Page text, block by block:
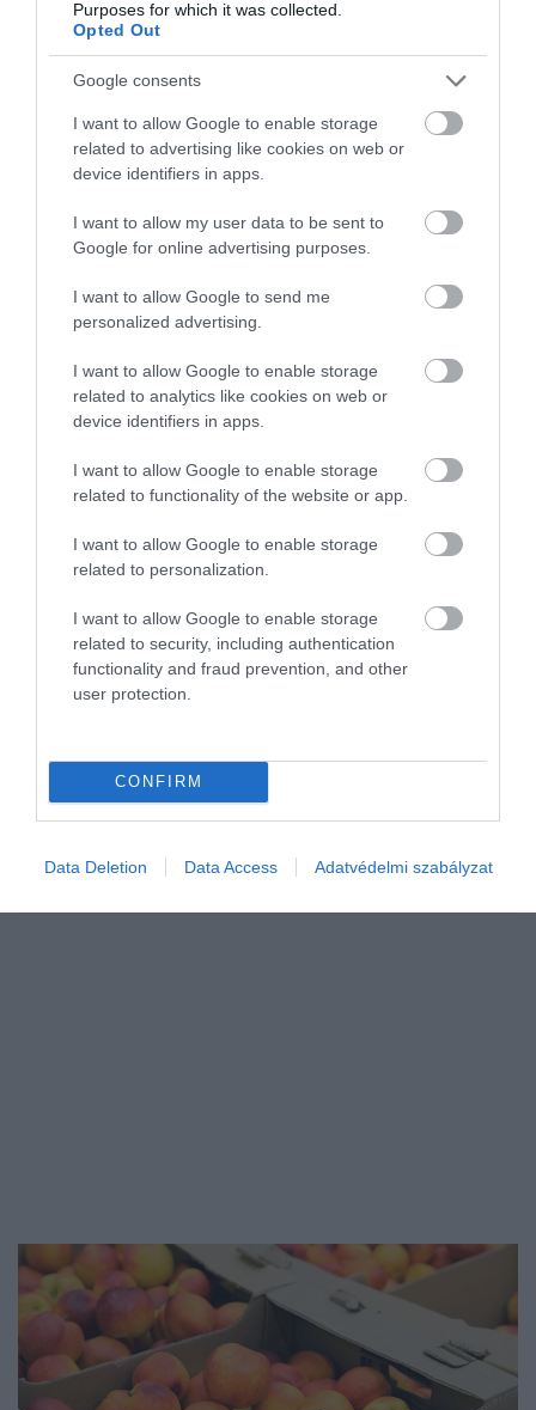
Purposes for which it was collected.
Opted Out
Google consents
I want to allow Google to enable storage
related to advertising like cookies on web or
device identifiers in apps.
I want to allow my user data to be sent to
Google for online advertising purposes.
I want to allow Google to send me
personalized advertising.
I want to allow Google to enable storage
related to analytics like cookies on web or
device identifiers in apps.
I want to allow Google to enable storage
related to functionality of the website or app.
I want to allow Google to enable storage
related to personalization.
I want to allow Google to enable storage
related to security, including authentication
functionality and fraud prevention, and other
user protection.
CONFIRM
Data Deletion Data Access Adatvédelmi szabályzat
egyik legszebb gyógynövényünk, hanem a virágzás befejezése